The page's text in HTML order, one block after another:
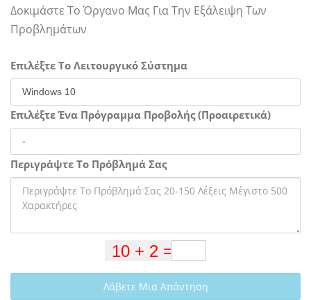
Δοκιμάστε Το Όργανο Μας Για Την Εξάλειψη Των
Προβλημάτων
Επιλέξτε Το Λειτουργικό Σύστημα
Επιλέξτε Ένα Πρόγραμμα Προβολής (Προαιρετικά)
Περιγράψτε Το Πρόβλημά Σας
Λάβετε Μια Απάντηση